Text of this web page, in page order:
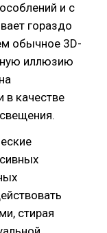
и с
гораздо
обычное 3D-
иллюзию
в качестве
стирая